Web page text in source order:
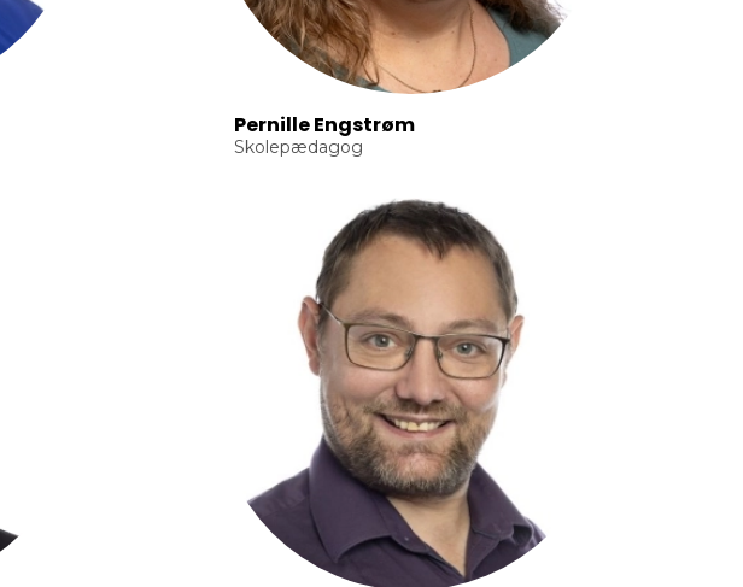
Pernille Engstrøm
Skolepædagog